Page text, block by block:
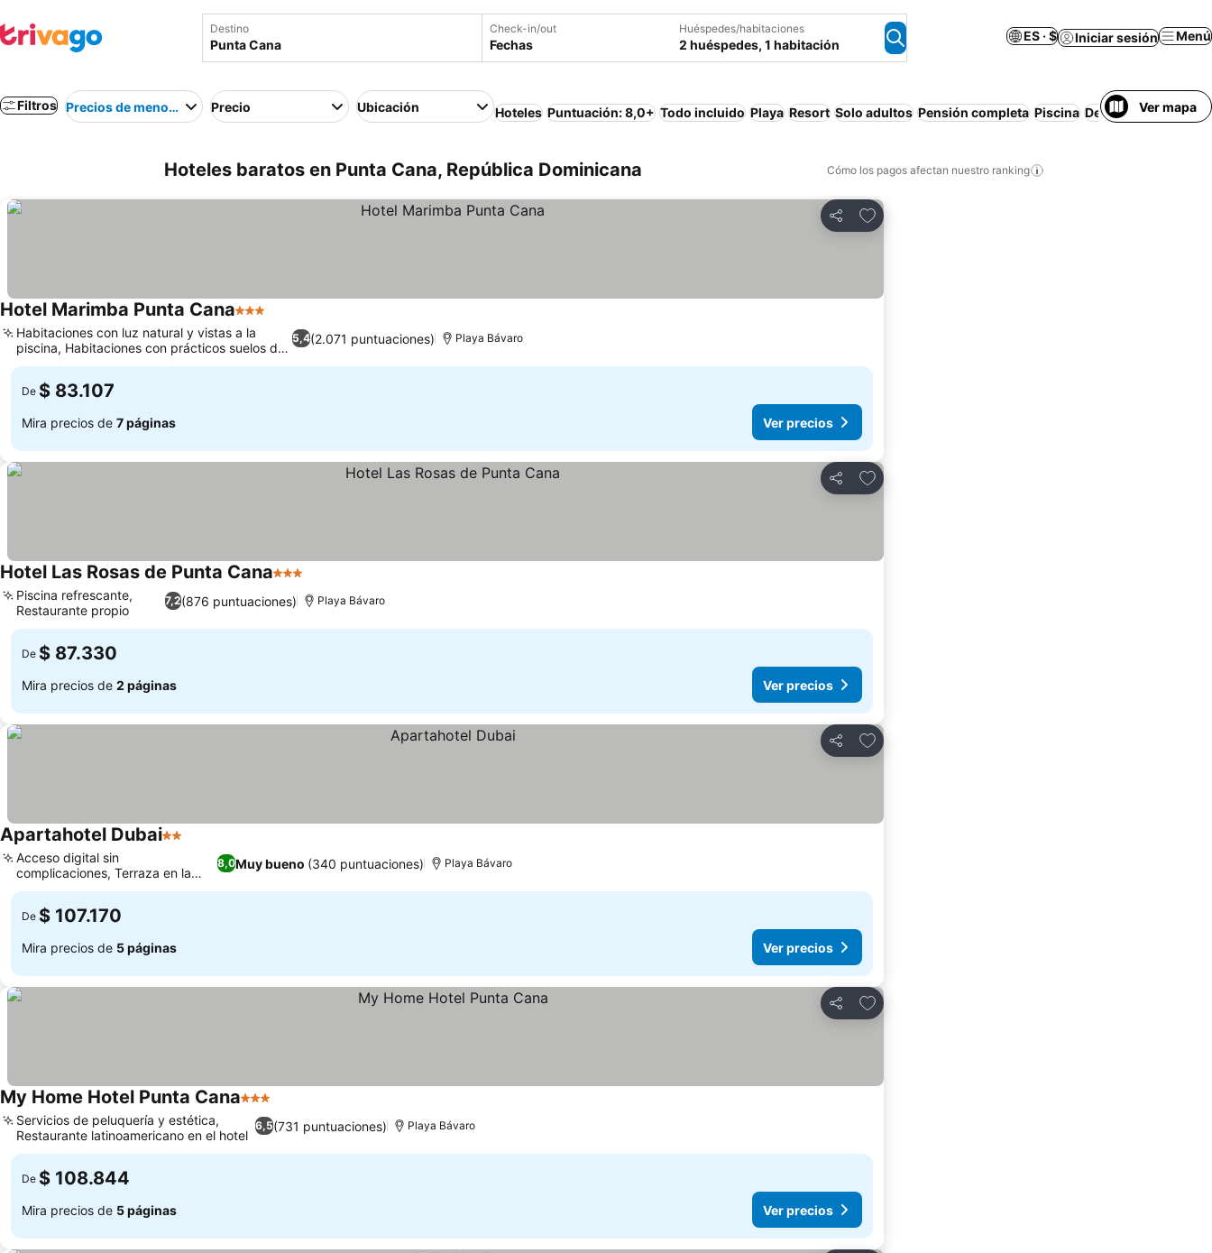
Destino Check-in/out
Fechas
Huéspedes/habitaciones
2 huéspedes, 1 habitación
ES · $ Iniciar sesión Menú
Filtros Precios de menor a mayorPrecio Ubicación Hoteles Puntuación: 8,0+ Todo incluido Playa Resort Solo adultos Pensión completa Piscina Desayuno incluido
Ver mapa
Hoteles baratos en Punta Cana, República Dominicana Cómo los pagos afectan nuestro ranking
Compartir
Agregar a favoritos
Hotel Marimba Punta Cana3 Estrellas
5,4(2.071 puntuaciones)
Habitaciones con luz natural y vistas a la
piscina, Habitaciones con prácticos suelos de
mármol
Playa Bávaro
De $ 83.107
Mira precios de 7 páginas Ver precios
Compartir
Agregar a favoritos
Hotel Las Rosas de Punta Cana3 Estrellas
7,2(876 puntuaciones)
Piscina refrescante,
Restaurante propio
Playa Bávaro
De $ 87.330
Mira precios de 2 páginas Ver precios
Compartir
Agregar a favoritos
Apartahotel Dubai2 Estrellas
8,0Muy bueno (340 puntuaciones)
Acceso digital sin
complicaciones, Terraza en la
azotea con de todo
Playa Bávaro
De $ 107.170
Mira precios de 5 páginas Ver precios
Compartir
Agregar a favoritos
My Home Hotel Punta Cana3 Estrellas
6,5(731 puntuaciones)
Servicios de peluquería y estética,
Restaurante latinoamericano en el hotel
Playa Bávaro
De $ 108.844
Mira precios de 5 páginas Ver precios